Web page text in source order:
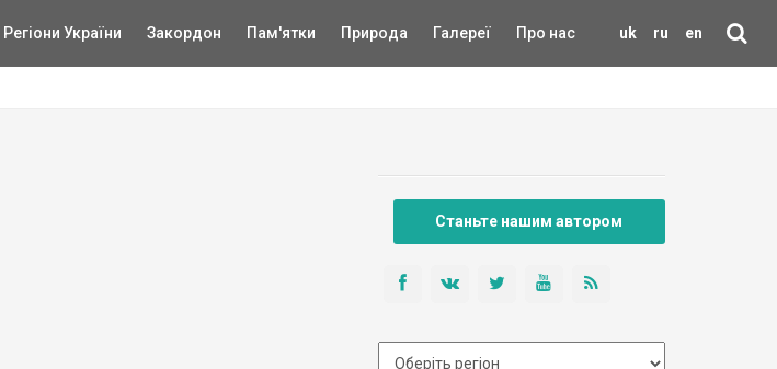
uk ru en
Регіони України Закордон Пам'ятки Природа Галереї Про нас
Станьте нашим автором